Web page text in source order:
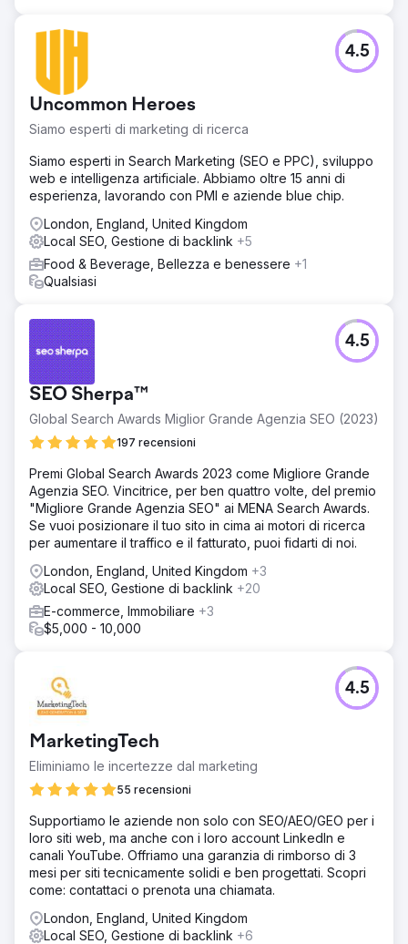
Uncommon Heroes
Siamo esperti di marketing di ricerca
4.5
Siamo esperti in Search Marketing (SEO e PPC), sviluppo
web e intelligenza artificiale. Abbiamo oltre 15 anni di
esperienza, lavorando con PMI e aziende blue chip.
London, England, United Kingdom
Local SEO, Gestione di backlink +5
Food & Beverage, Bellezza e benessere +1
Qualsiasi
SEO Sherpa™
Global Search Awards Miglior Grande Agenzia SEO (2023)
197 recensioni
4.5
Premi Global Search Awards 2023 come Migliore Grande
Agenzia SEO. Vincitrice, per ben quattro volte, del premio
"Migliore Grande Agenzia SEO" ai MENA Search Awards.
Se vuoi posizionare il tuo sito in cima ai motori di ricerca
per aumentare il traffico e il fatturato, puoi fidarti di noi.
London, England, United Kingdom +3
Local SEO, Gestione di backlink +20
E-commerce, Immobiliare +3
$5,000 - 10,000
MarketingTech
Eliminiamo le incertezze dal marketing
55 recensioni
4.5
Supportiamo le aziende non solo con SEO/AEO/GEO per i
loro siti web, ma anche con i loro account LinkedIn e
canali YouTube. Offriamo una garanzia di rimborso di 3
mesi per siti tecnicamente solidi e ben progettati. Scopri
come: contattaci o prenota una chiamata.
London, England, United Kingdom
Local SEO, Gestione di backlink +6